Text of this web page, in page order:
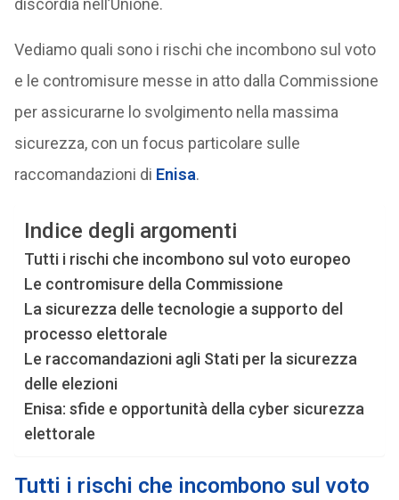
discordia nell’Unione.
Vediamo quali sono i rischi che incombono sul voto
e le contromisure messe in atto dalla Commissione
per assicurarne lo svolgimento nella massima
sicurezza, con un focus particolare sulle
raccomandazioni di Enisa.
Indice degli argomenti
Tutti i rischi che incombono sul voto europeo
Le contromisure della Commissione
La sicurezza delle tecnologie a supporto del
processo elettorale
Le raccomandazioni agli Stati per la sicurezza
delle elezioni
Enisa: sfide e opportunità della cyber sicurezza
elettorale
Tutti i rischi che incombono sul voto